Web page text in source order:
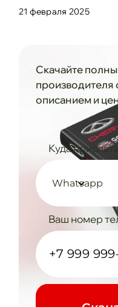
21 февраля 2025
Скачайте
производителя
описанием и
Куда
Whatsapp
Ваш номер